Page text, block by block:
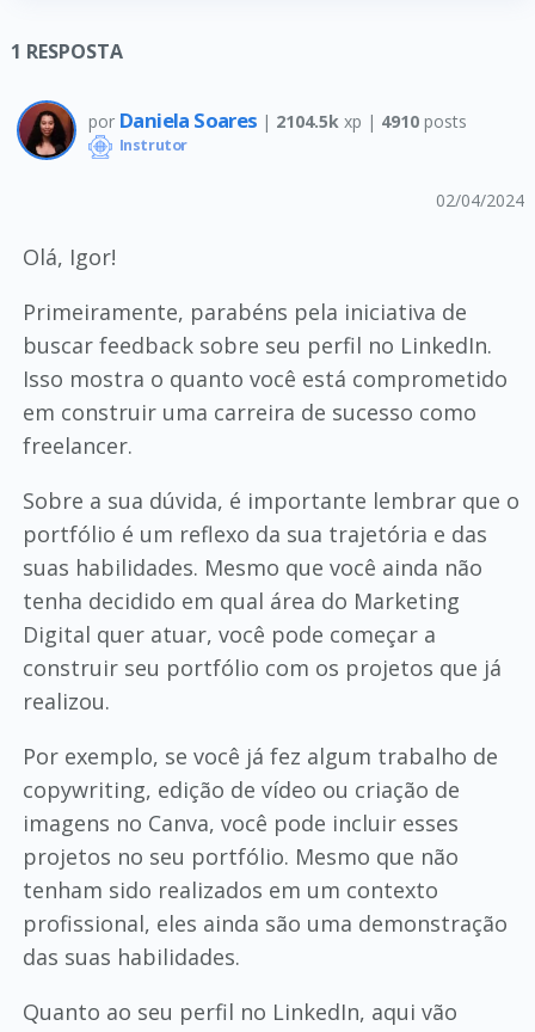
1 RESPOSTA
por Daniela Soares | 2104.5k xp | 4910posts
Instrutor
02/04/2024
Olá, Igor!
Primeiramente, parabéns pela iniciativa de
buscar feedback sobre seu perfil no LinkedIn.
Isso mostra o quanto você está comprometido
em construir uma carreira de sucesso como
freelancer.
Sobre a sua dúvida, é importante lembrar que o
portfólio é um reflexo da sua trajetória e das
suas habilidades. Mesmo que você ainda não
tenha decidido em qual área do Marketing
Digital quer atuar, você pode começar a
construir seu portfólio com os projetos que já
realizou.
Por exemplo, se você já fez algum trabalho de
copywriting, edição de vídeo ou criação de
imagens no Canva, você pode incluir esses
projetos no seu portfólio. Mesmo que não
tenham sido realizados em um contexto
profissional, eles ainda são uma demonstração
das suas habilidades.
Quanto ao seu perfil no LinkedIn, aqui vão